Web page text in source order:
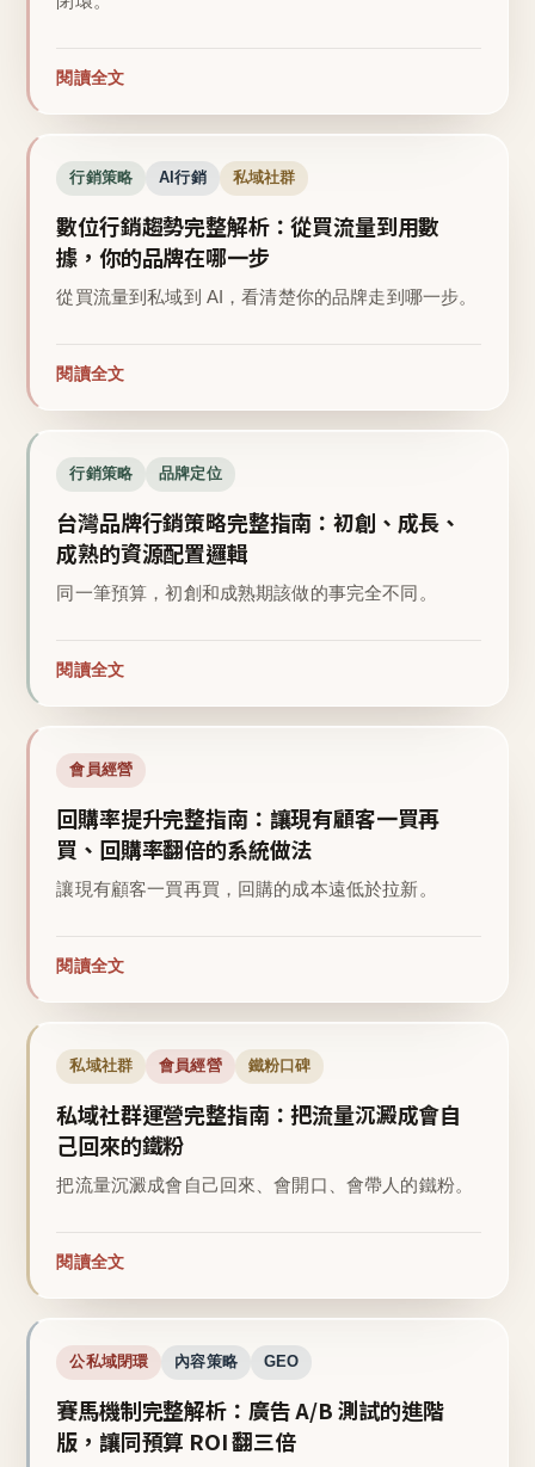
閱讀全文
行銷策略 AI行銷 私域社群
數位行銷趨勢完整解析：從買流量到用數
據，你的品牌在哪一步
從買流量到私域到 AI，看清楚你的品牌走到哪一步。
閱讀全文
行銷策略 品牌定位
台灣品牌行銷策略完整指南：初創、成長、
成熟的資源配置邏輯
同一筆預算，初創和成熟期該做的事完全不同。
閱讀全文
會員經營
回購率提升完整指南：讓現有顧客一買再
買、回購率翻倍的系統做法
讓現有顧客一買再買，回購的成本遠低於拉新。
閱讀全文
私域社群 會員經營 鐵粉口碑
私域社群運營完整指南：把流量沉澱成會自
己回來的鐵粉
把流量沉澱成會自己回來、會開口、會帶人的鐵粉。
閱讀全文
公私域閉環 內容策略 GEO
賽馬機制完整解析：廣告 A/B 測試的進階
版，讓同預算 ROI 翻三倍